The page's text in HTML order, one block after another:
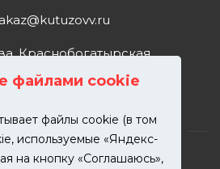
файлами cookie
файлы cookie (в том
используемые «Яндекс-
на кнопку «Соглашаюсь»,
Краснобогатырская